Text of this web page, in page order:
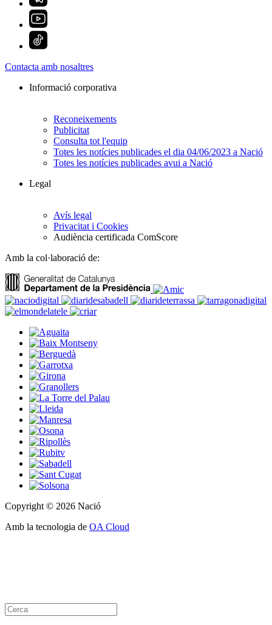
Contacta amb nosaltres
Informació corporativa
Reconeixements
Publicitat
Consulta tot l'equip
Totes les notícies publicades el dia 04/06/2023 a Nació
Totes les notícies publicades avui a Nació
Legal
Avís legal
Privacitat i Cookies
Audiència certificada ComScore
Amb la col·laboració de:
Copyright © 2026 Nació
Amb la tecnologia de OA Cloud